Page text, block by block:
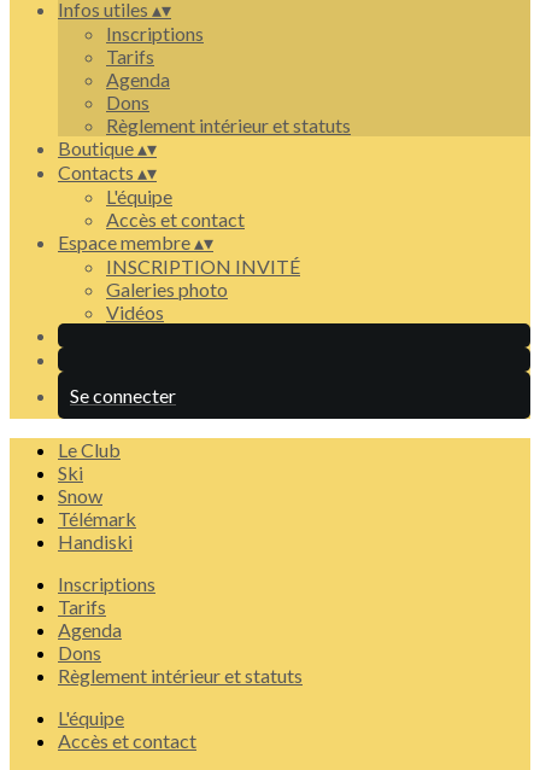
Infos utiles ▴▾
Inscriptions
Tarifs
Agenda
Dons
Règlement intérieur et statuts
Boutique▴▾
Contacts ▴▾
L'équipe
Accès et contact
Espace membre▴▾
INSCRIPTION INVITÉ
Galeries photo
Vidéos
Se connecter
Le Club
Ski
Snow
Télémark
Handiski
Inscriptions
Tarifs
Agenda
Dons
Règlement intérieur et statuts
L'équipe
Accès et contact